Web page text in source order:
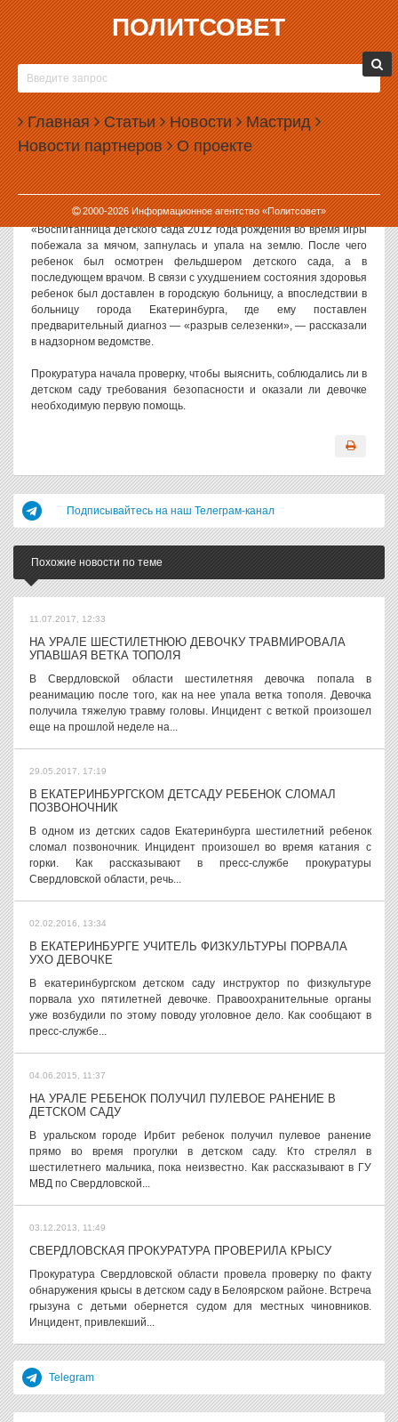
ПОЛИТСОВЕТ
Главная Статьи Новости Мастрид
Новости партнеров О проекте
2000-2026Информационное агентство «Политсовет»
13.09.2018, 10:33
НА УРАЛЕ ДЕВОЧКА ПОЛУЧИЛА РАЗРЫВ
СЕЛЕЗЕНКИ В ДЕТСКОМ САДУ
В Свердловской области шестилетняя девочка получила разрыв
селезенки, упав во время игры в детском саду.
Как сообщает прокуратура Свердловской области, инцидент
произошел в Режевском районе 11 сентября 2018 года.
«Воспитанница детского сада 2012 года рождения во время игры
побежала за мячом, запнулась и упала на землю. После чего
ребенок был осмотрен фельдшером детского сада, а в
последующем врачом. В связи с ухудшением состояния здоровья
ребенок был доставлен в городскую больницу, а впоследствии в
больницу города Екатеринбурга, где ему поставлен
предварительный диагноз — «разрыв селезенки», — рассказали
в надзорном ведомстве.
Прокуратура начала проверку, чтобы выяснить, соблюдались ли в
детском саду требования безопасности и оказали ли девочке
необходимую первую помощь.
Подписывайтесь на наш Телеграм-канал
Похожие новости по теме
11.07.2017, 12:33
НА УРАЛЕ ШЕСТИЛЕТНЮЮ ДЕВОЧКУ ТРАВМИРОВАЛА
УПАВШАЯ ВЕТКА ТОПОЛЯ
В Свердловской области шестилетняя девочка попала в
реанимацию после того, как на нее упала ветка тополя. Девочка
получила тяжелую травму головы. Инцидент с веткой произошел
еще на прошлой неделе на...
29.05.2017, 17:19
В ЕКАТЕРИНБУРГСКОМ ДЕТСАДУ РЕБЕНОК СЛОМАЛ
ПОЗВОНОЧНИК
В одном из детских садов Екатеринбурга шестилетний ребенок
сломал позвоночник. Инцидент произошел во время катания с
горки. Как рассказывают в пресс-службе прокуратуры
Свердловской области, речь...
02.02.2016, 13:34
В ЕКАТЕРИНБУРГЕ УЧИТЕЛЬ ФИЗКУЛЬТУРЫ ПОРВАЛА
УХО ДЕВОЧКЕ
В екатеринбургском детском саду инструктор по физкультуре
порвала ухо пятилетней девочке. Правоохранительные органы
уже возбудили по этому поводу уголовное дело. Как сообщают в
пресс-службе...
04.06.2015, 11:37
НА УРАЛЕ РЕБЕНОК ПОЛУЧИЛ ПУЛЕВОЕ РАНЕНИЕ В
ДЕТСКОМ САДУ
В уральском городе Ирбит ребенок получил пулевое ранение
прямо во время прогулки в детском саду. Кто стрелял в
шестилетнего мальчика, пока неизвестно. Как рассказывают в ГУ
МВД по Свердловской...
03.12.2013, 11:49
СВЕРДЛОВСКАЯ ПРОКУРАТУРА ПРОВЕРИЛА КРЫСУ
Прокуратура Свердловской области провела проверку по факту
обнаружения крысы в детском саду в Белоярском районе. Встреча
грызуна с детьми обернется судом для местных чиновников.
Инцидент, привлекший...
Telegram